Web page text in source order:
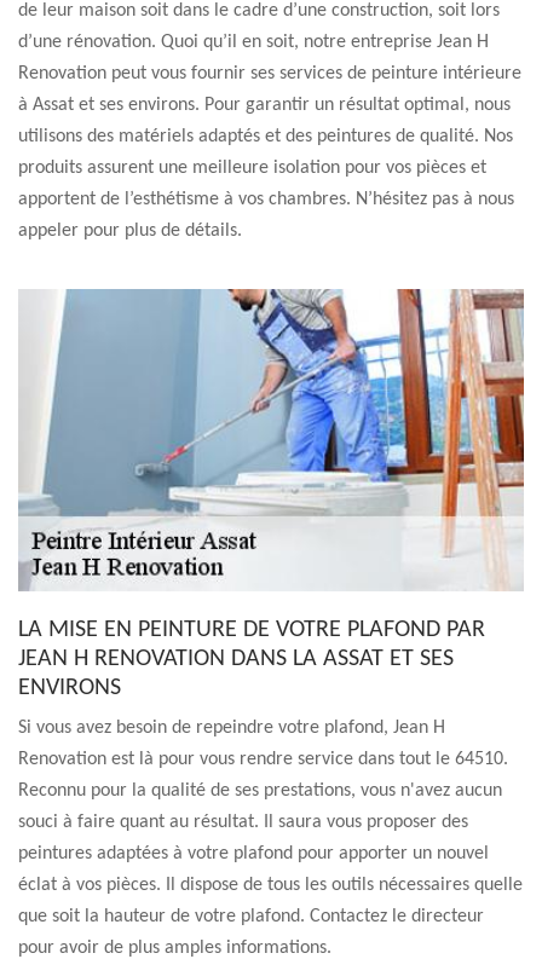
de leur maison soit dans le cadre d’une construction, soit lors
d’une rénovation. Quoi qu’il en soit, notre entreprise Jean H
Renovation peut vous fournir ses services de peinture intérieure
à Assat et ses environs. Pour garantir un résultat optimal, nous
utilisons des matériels adaptés et des peintures de qualité. Nos
produits assurent une meilleure isolation pour vos pièces et
apportent de l’esthétisme à vos chambres. N’hésitez pas à nous
appeler pour plus de détails.
LA MISE EN PEINTURE DE VOTRE PLAFOND PAR
JEAN H RENOVATION DANS LA ASSAT ET SES
ENVIRONS
Si vous avez besoin de repeindre votre plafond, Jean H
Renovation est là pour vous rendre service dans tout le 64510.
Reconnu pour la qualité de ses prestations, vous n'avez aucun
souci à faire quant au résultat. Il saura vous proposer des
peintures adaptées à votre plafond pour apporter un nouvel
éclat à vos pièces. Il dispose de tous les outils nécessaires quelle
que soit la hauteur de votre plafond. Contactez le directeur
pour avoir de plus amples informations.